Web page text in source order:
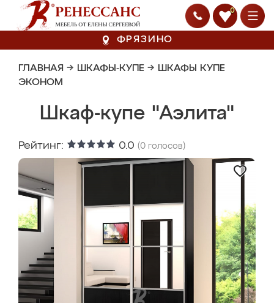
0
ФРЯЗИНО
ГЛАВНАЯ → ШКАФЫ-КУПЕ → ШКАФЫ КУПЕ
ЭКОНОМ
Шкаф-купе "Аэлита"
Рейтинг: 0.0 (0 голосов)